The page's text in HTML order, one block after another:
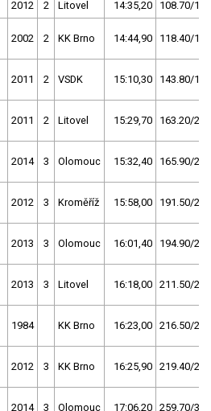
2012 2 Litovel 14:35,20 108.70/
2002 2 KK Brno 14:44,90 118.40/
2011 2 VSDK 15:10,30 143.80/
2011 2 Litovel 15:29,70 163.20/
2014 3 Olomouc 15:32,40 165.90/
2012 3 Kroměříž 15:58,00 191.50/
2013 3 Olomouc 16:01,40 194.90/
2013 3 Litovel 16:18,00 211.50/
1984 KK Brno 16:23,00 216.50/
2012 3 KK Brno 16:25,90 219.40/
2014 3 Olomouc 17:06,20 259.70/